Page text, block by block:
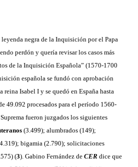
negra de la Inquisición por el Papa
perdón y quería revisar los casos más
de la Inquisición Española” (1570-1700
española se fundó con aprobación
Isabel I y se quedó en España hasta
49.092 procesados para el período 1560-
fueron juzgados los siguientes
(3.499); alumbrados (149);
bigamia (2.790); solicitaciones
(3). Gabino Fernández de CER dice que